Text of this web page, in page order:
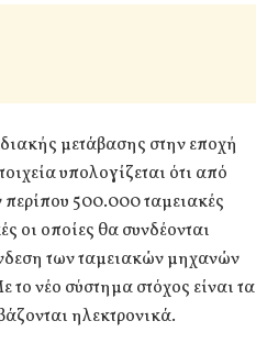
μετάβασης στην εποχή
υπολογίζεται ότι από
περίπου 500.000 ταμειακές
οι οποίες θα συνδέονται
των ταμειακών μηχανών
νέο σύστημα στόχος είναι τα
ηλεκτρονικά.